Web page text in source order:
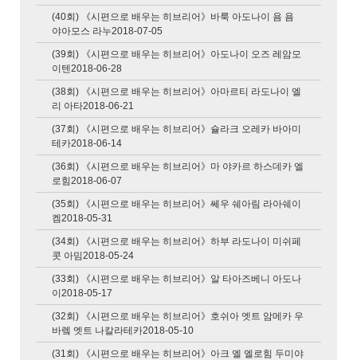
(40회) 《시편으로 배우는 히브리어》바룩 아도나이 욤 욤
야아모스 라누2018-07-05
(39회) 《시편으로 배우는 히브리어》아도나이 오즈 레암모
이텐2018-06-28
(38회) 《시편으로 배우는 히브리어》아마르티 라도나이 엘
리 아타2018-06-21
(37회) 《시편으로 배우는 히브리어》슐라크 오레카 바아미
테카2018-06-14
(36회) 《시편으로 배우는 히브리어》마 야카르 하스데카 엘
로힘2018-06-07
(35회) 《시편으로 배우는 히브리어》쎄우 쉐아림 라아쉐이
켐2018-05-31
(34회) 《시편으로 배우는 히브리어》하부 라도나이 미쉬페
콧 아밈2018-05-24
(33회) 《시편으로 배우는 히브리어》알 타아즈베니 아도나
이2018-05-17
(32회) 《시편으로 배우는 히브리어》호쉬아 엣트 암메카 우
바렠 엣트 나칼라테카2018-05-10
(31회) 《시편으로 배우는 히브리어》아크 엘 엘로힘 두미야